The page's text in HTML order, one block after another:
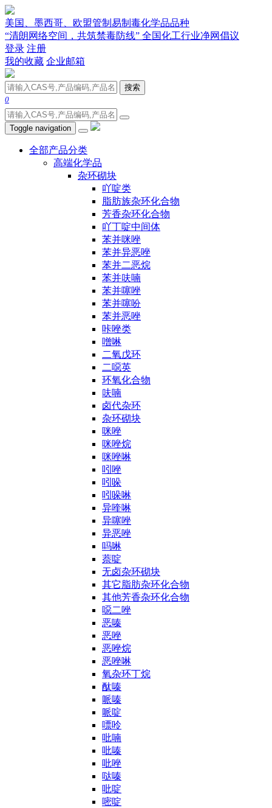
美国、墨西哥、欧盟管制易制毒化学品品种
“清朗网络空间，共筑禁毒防线” 全国化工行业净网倡议
登录 注册
我的收藏 企业邮箱
搜索
0
Toggle navigation
全部产品分类
高端化学品
杂环砌块
吖啶类
脂肪族杂环化合物
芳香杂环化合物
吖丁啶中间体
苯并咪唑
苯并异恶唑
苯并二恶烷
苯并呋喃
苯并噻唑
苯并噻吩
苯并恶唑
咔唑类
噌啉
二氧戊环
二噁英
环氧化合物
呋喃
卤代杂环
杂环砌块
咪唑
咪唑烷
咪唑啉
吲唑
吲哚
吲哚啉
异喹啉
异噻唑
异恶唑
吗啉
萘啶
无卤杂环砌块
其它脂肪杂环化合物
其他芳香杂环化合物
噁二唑
恶嗪
恶唑
恶唑烷
恶唑啉
氧杂环丁烷
酞嗪
哌嗪
哌啶
嘌呤
吡喃
吡嗪
吡唑
哒嗪
吡啶
嘧啶